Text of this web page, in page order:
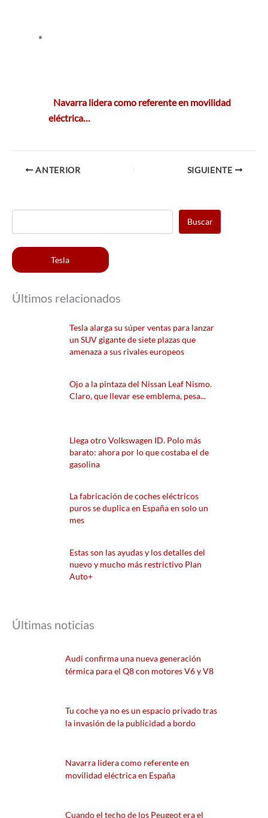
Navarra lidera como referente en movilidad
eléctrica…
ANTERIOR SIGUIENTE
Buscar
Tesla
Últimos relacionados
Tesla alarga su súper ventas para lanzar
un SUV gigante de siete plazas que
amenaza a sus rivales europeos
Ojo a la pintaza del Nissan Leaf Nismo.
Claro, que llevar ese emblema, pesa...
Llega otro Volkswagen ID. Polo más
barato: ahora por lo que costaba el de
gasolina
La fabricación de coches eléctricos
puros se duplica en España en solo un
mes
Estas son las ayudas y los detalles del
nuevo y mucho más restrictivo Plan
Auto+
Últimas noticias
Audi confirma una nueva generación
térmica para el Q8 con motores V6 y V8
Tu coche ya no es un espacio privado tras
la invasión de la publicidad a bordo
Navarra lidera como referente en
movilidad eléctrica en España
Cuando el techo de los Peugeot era el